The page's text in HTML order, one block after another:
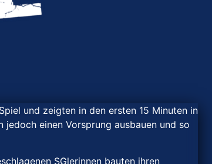
und zeigten in den ersten 15 Minuten in
jedoch einen Vorsprung ausbauen und so
SGlerinnen bauten ihren